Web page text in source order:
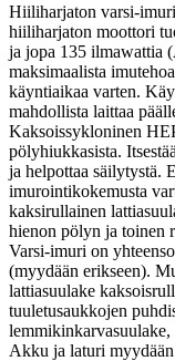
Hiiliharjaton varsi-
hiiliharjaton moottori
ja jopa 135 ilmawattia
maksimaalista
käyntiaikaa varten.
mahdollista laittaa
Kaksoissykloninen
pölyhiukkasista.
ja helpottaa säilytystä.
imurointikokemusta
kaksirullainen
hienon pölyn ja toinen
Varsi-imuri on
(myydään erikseen).
lattiasuulake
tuuletusaukkojen
Akku ja laturi